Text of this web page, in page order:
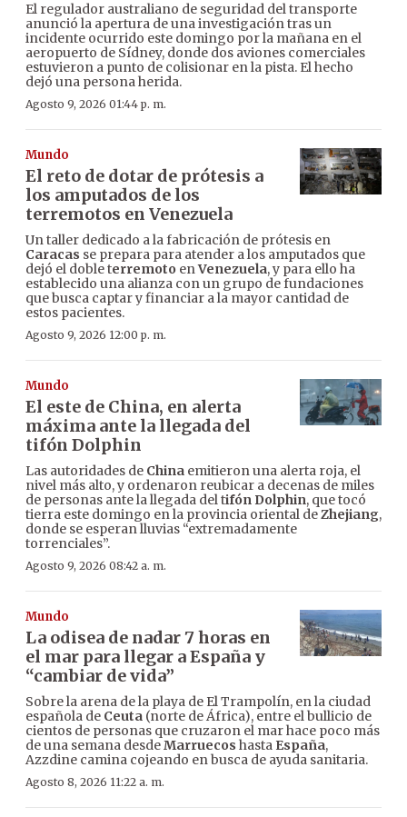
El regulador australiano de seguridad del transporte
anunció la apertura de una investigación tras un
incidente ocurrido este domingo por la mañana en el
aeropuerto de Sídney, donde dos aviones comerciales
estuvieron a punto de colisionar en la pista. El hecho
dejó una persona herida.
Agosto 9, 2026 01:44 p. m.
Mundo
El reto de dotar de prótesis a
los amputados de los
terremotos en Venezuela
Un taller dedicado a la fabricación de prótesis en
Caracas se prepara para atender a los amputados que
dejó el doble terremoto enVenezuela, y para ello ha
establecido una alianza con un grupo de fundaciones
que busca captar y financiar a la mayor cantidad de
estos pacientes.
Agosto 9, 2026 12:00 p. m.
Mundo
El este de China, en alerta
máxima ante la llegada del
tifón Dolphin
Las autoridades de China emitieron una alerta roja, el
nivel más alto, y ordenaron reubicar a decenas de miles
de personas ante la llegada del tifón Dolphin, que tocó
tierra este domingo en la provincia oriental deZhejiang,
donde se esperan lluvias “extremadamente
torrenciales”.
Agosto 9, 2026 08:42 a. m.
Mundo
La odisea de nadar 7 horas en
el mar para llegar a España y
“cambiar de vida”
Sobre la arena de la playa de El Trampolín, en la ciudad
española de Ceuta (norte de África), entre el bullicio de
cientos de personas que cruzaron el mar hace poco más
de una semana desdeMarruecos hasta España,
Azzdine camina cojeando en busca de ayuda sanitaria.
Agosto 8, 2026 11:22 a. m.